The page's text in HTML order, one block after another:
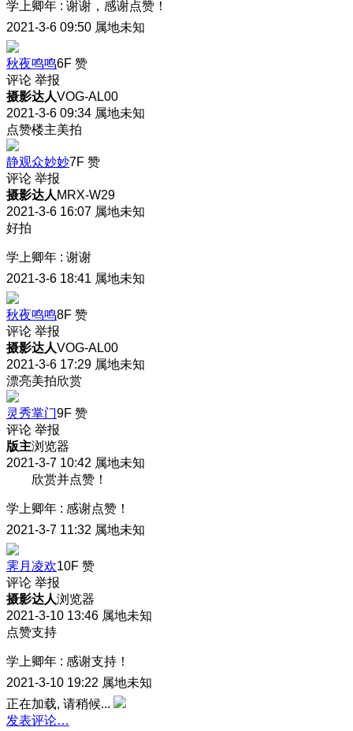
学上卿年 : 谢谢，感谢点赞！
2021-3-6 09:50 属地未知
秋夜鸣鸣6F 赞
评论 举报
摄影达人VOG-AL00
2021-3-6 09:34 属地未知
点赞楼主美拍
静观众妙妙7F 赞
评论 举报
摄影达人 MRX-W29
2021-3-6 16:07 属地未知
好拍
学上卿年 : 谢谢
2021-3-6 18:41 属地未知
秋夜鸣鸣8F 赞
评论 举报
摄影达人VOG-AL00
2021-3-6 17:29 属地未知
漂亮美拍欣赏
灵秀掌门9F 赞
评论 举报
版主浏览器
2021-3-7 10:42 属地未知
欣赏并点赞！
学上卿年 : 感谢点赞！
2021-3-7 11:32 属地未知
霁月凌欢10F 赞
评论 举报
摄影达人浏览器
2021-3-10 13:46 属地未知
点赞支持
学上卿年 : 感谢支持！
2021-3-10 19:22 属地未知
正在加载, 请稍候...
发表评论…